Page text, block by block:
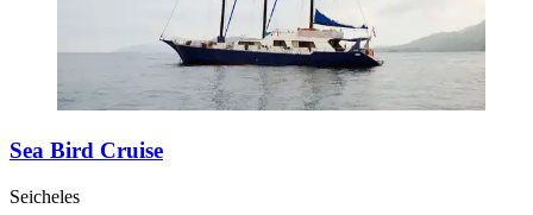
Sea Bird Cruise
Seicheles